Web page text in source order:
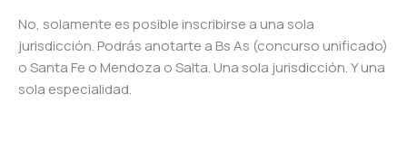
No, solamente es posible inscribirse a una sola
jurisdicción. Podrás anotarte a Bs As (concurso unificado)
o Santa Fe o Mendoza o Salta. Una sola jurisdicción. Y una
sola especialidad.